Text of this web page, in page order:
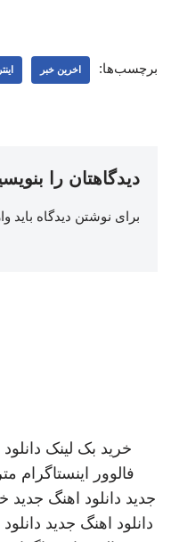
برچسب‌ها: اخرین خبر
دیدگاهتان را
برای نوشتن دیدگاه باید
خرید بک لینک
فالوور اینستاگرام
جدید دانلود اهنگ جدید
دانلود اهنگ جدید